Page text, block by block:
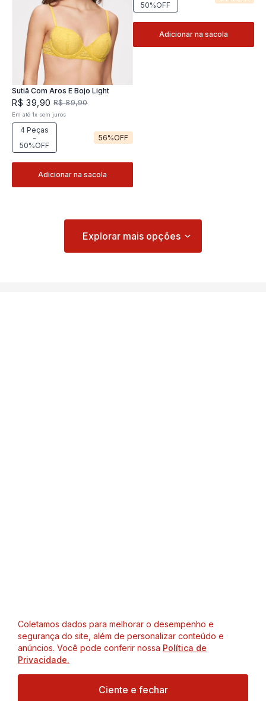
Coletamos dados para melhorar o desempenho e
segurança do site, além de personalizar conteúdo e
anúncios. Você pode conferir nossa Política de
Privacidade.
Ciente e fechar
Sutiã Com Aros E Bojo Light
R$ 39 90 R$ 89,90
Em até1x sem juros
4 Peças
-
50%OFF
56%OFF
Adicionar na sacola
50%OFF
Adicionar na sacola